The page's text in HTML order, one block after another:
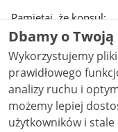
Pamiętaj, że konsul:
nie reguluje
grzywny,
tym usług
nie pełni funkcji
imieniu
nie świadczy
Dbamy o
Wykorzystujemy
prawidłowego
analizy ruchu i
możemy lepiej
użytkowników i stale